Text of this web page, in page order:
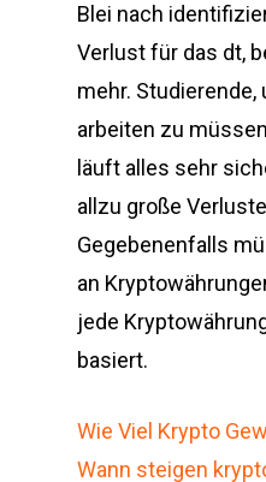
Blei nach
Verlust für das dt,
mehr.
arbeiten zu
läuft alles sehr
allzu große
Gegebenenfalls
an
jede
basiert.
Wie Viel Krypto
Wann steigen